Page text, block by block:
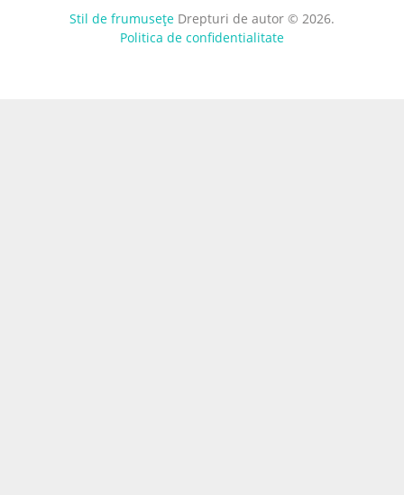
Stil de frumusețeDrepturi de autor © 2026.
Politica de confidentialitate